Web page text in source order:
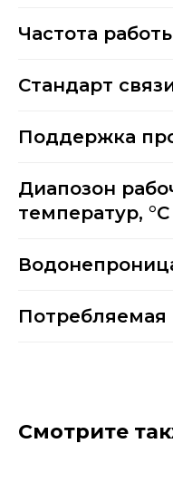
Частота
Стандарт
Поддержка
Диапозон
температур, °C
Смотрите